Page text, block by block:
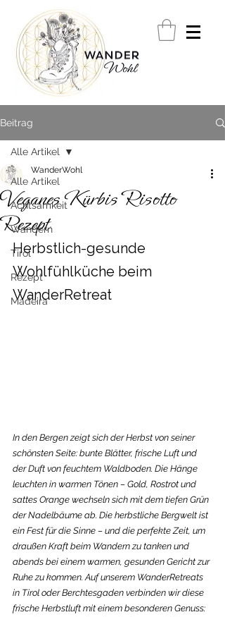
Beitrag
Alle Artikel
Achtsamkeit
Wandern
Tirol
Rezept
Madeira
Alle Artikel
Veganes Kürbis Risotto
Rezept
WanderWohl
Herbstlich-gesunde
Wohlfühlküche beim
WanderRetreat
In den Bergen zeigt sich der Herbst von seiner
schönsten Seite: bunte Blätter, frische Luft und
der Duft von feuchtem Waldboden. Die Hänge
leuchten in warmen Tönen – Gold, Rostrot und
sattes Orange wechseln sich mit dem tiefen Grün
der Nadelbäume ab. Die herbstliche Bergwelt ist
ein Fest für die Sinne – und die perfekte Zeit, um
draußen Kraft beim Wandern zu tanken und
abends bei einem warmen, gesunden Gericht zur
Ruhe zu kommen. Auf unserem WanderRetreats
in Tirol oder Berchtesgaden verbinden wir diese
frische Herbstluft mit einem besonderen Genuss: